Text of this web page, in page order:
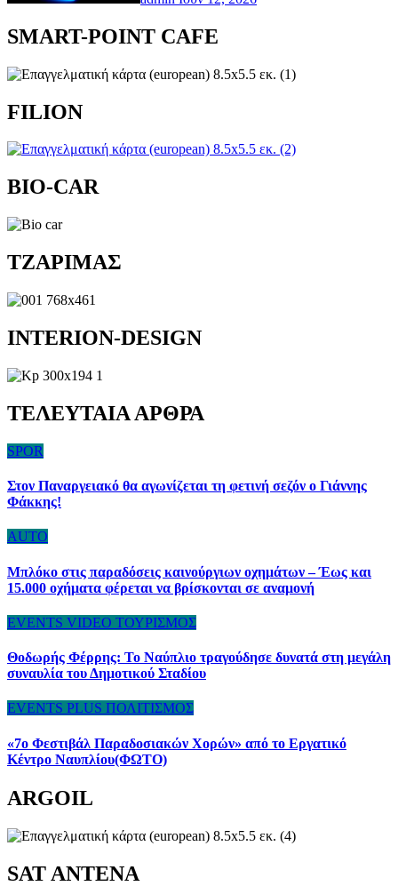
SMART-POINT CAFE
FILION
BIO-CAR
TZAΡΙΜΑΣ
INTERION-DESIGN
ΤΕΛΕΥΤΑΙΑ ΑΡΘΡΑ
SPOR
Στον Παναργειακό θα αγωνίζεται τη φετινή σεζόν ο Γιάννης
Φάκκης!
AUTO
Μπλόκο στις παραδόσεις καινούργιων οχημάτων – Έως και
15.000 οχήματα φέρεται να βρίσκονται σε αναμονή
EVENTS VIDEO ΤΟΥΡΙΣΜΟΣ
Θοδωρής Φέρρης: Το Ναύπλιο τραγούδησε δυνατά στη μεγάλη
συναυλία του Δημοτικού Σταδίου
EVENTS PLUS ΠΟΛΙΤΙΣΜΟΣ
«7ο Φεστιβάλ Παραδοσιακών Χορών» από το Εργατικό
Κέντρο Ναυπλίου(ΦΩΤΟ)
ARGOIL
SAT ANTENA